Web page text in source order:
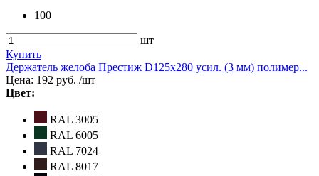
100
шт
Купить
Держатель желоба Престиж D125х280 усил. (3 мм) полимер...
Цена: 192 руб. /шт
Цвет:
RAL 3005
RAL 6005
RAL 7024
RAL 8017